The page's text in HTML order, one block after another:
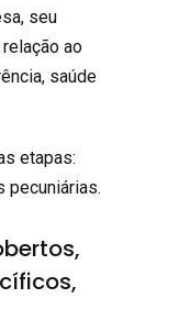
seu
ao
saúde
etapas:
pecuniárias.